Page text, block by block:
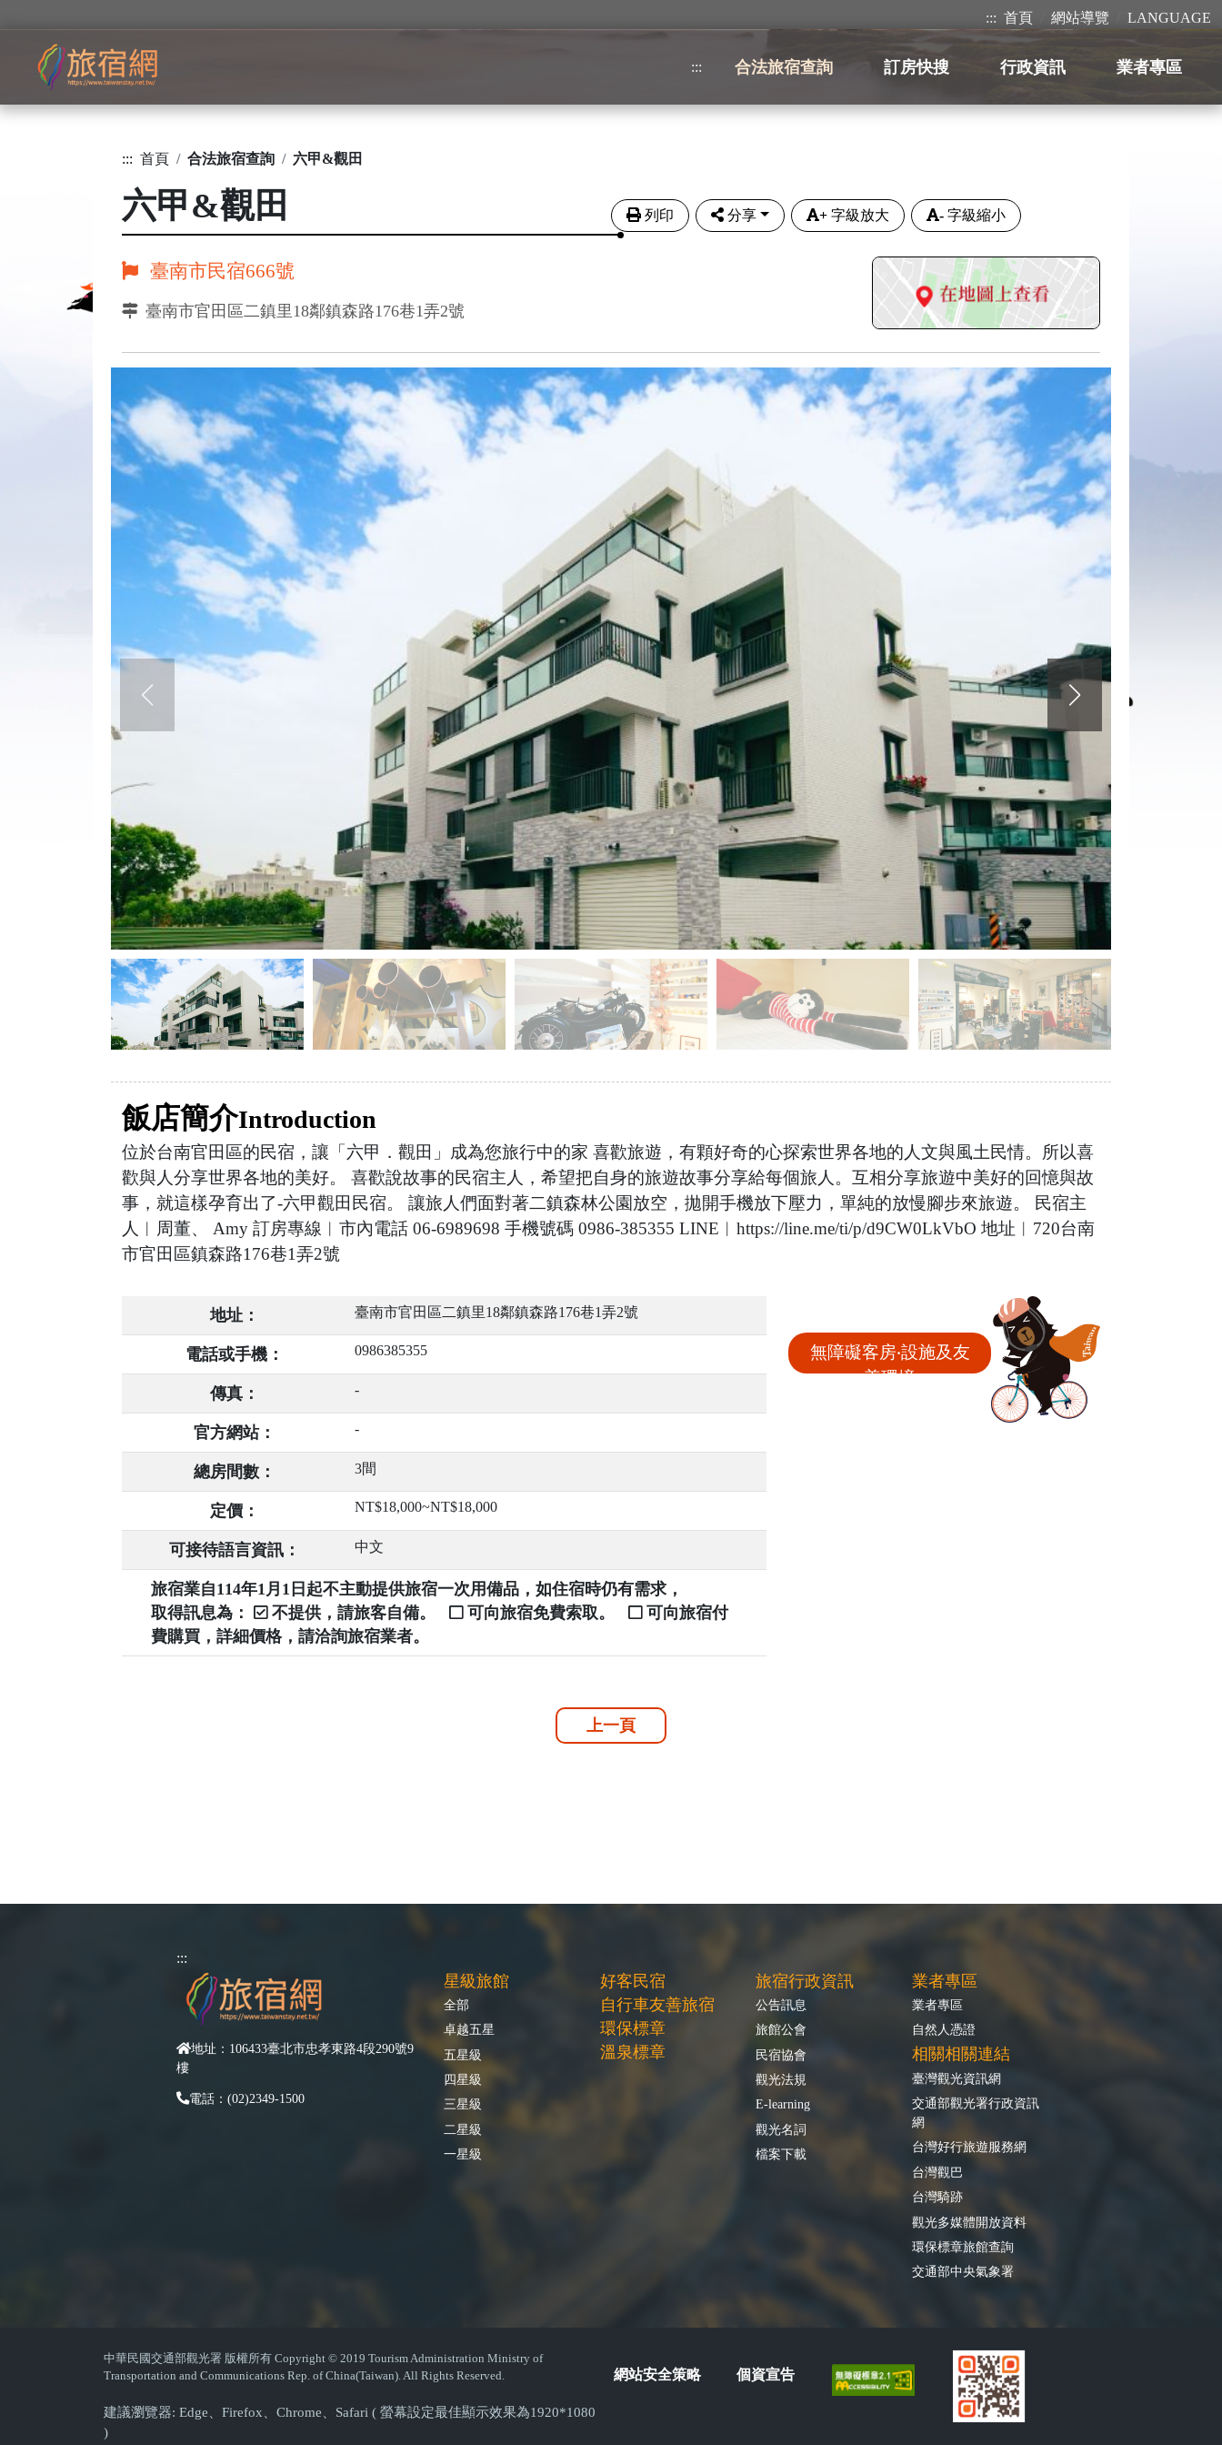
::: 首頁 網站導覽 LANGUAGE
::: 合法旅宿查詢 訂房快搜 行政資訊 業者專區
::: 首頁 合法旅宿查詢 六甲&觀田
六甲&觀田 列印 分享 + 字級放大 - 字級縮小
臺南市民宿666號
臺南市官田區二鎮里18鄰鎮森路176巷1弄2號
飯店簡介Introduction
位於台南官田區的民宿，讓「六甲．觀田」成為您旅行中的家 喜歡旅遊，有顆好奇的心探索世界各地的人文與風土民情。所以喜
歡與人分享世界各地的美好。 喜歡說故事的民宿主人，希望把自身的旅遊故事分享給每個旅人。互相分享旅遊中美好的回憶與故
事，就這樣孕育出了-六甲觀田民宿。 讓旅人們面對著二鎮森林公園放空，拋開手機放下壓力，單純的放慢腳步來旅遊。 民宿主
人︱周董、 Amy 訂房專線︱市內電話 06-6989698 手機號碼 0986-385355 LINE︱https://line.me/ti/p/d9CW0LkVbO 地址︱720台南
市官田區鎮森路176巷1弄2號
地址： 臺南市官田區二鎮里18鄰鎮森路176巷1弄2號
電話或手機： 0986385355
傳真： -
官方網站： -
總房間數： 3間
定價： NT$18,000~NT$18,000
可接待語言資訊： 中文
旅宿業自114年1月1日起不主動提供旅宿一次用備品，如住宿時仍有需求，
取得訊息為：
不提供，請旅客自備。 可向旅宿免費索取。
可向旅宿付
費購買，詳細價格，請洽詢旅宿業者。
無障礙客房‧設施及友
善環境
上一頁
:::
地址：106433臺北市忠孝東路4段290號9
樓
電話：(02)2349-1500
星級旅館
全部
卓越五星
五星級
四星級
三星級
二星級
一星級
好客民宿
自行車友善旅宿
環保標章
溫泉標章
旅宿行政資訊
公告訊息
旅館公會
民宿協會
觀光法規
E-learning
觀光名詞
檔案下載
業者專區
業者專區
自然人憑證
相關相關連結
臺灣觀光資訊網
交通部觀光署行政資訊
網
台灣好行旅遊服務網
台灣觀巴
台灣騎跡
觀光多媒體開放資料
環保標章旅館查詢
交通部中央氣象署
中華民國交通部觀光署 版權所有 Copyright © 2019 Tourism Administration Ministry of
Transportation and Communications Rep. of China(Taiwan). All Rights Reserved.
建議瀏覽器: Edge、Firefox、Chrome、Safari ( 螢幕設定最佳顯示效果為1920*1080
)
網站安全策略 個資宣告